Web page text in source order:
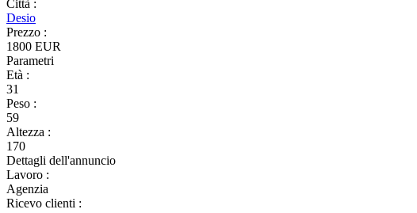
Città :
Desio
Prezzo :
1800 EUR
Parametri
Età :
31
Peso :
59
Altezza :
170
Dettagli dell'annuncio
Lavoro :
Agenzia
Ricevo clienti :